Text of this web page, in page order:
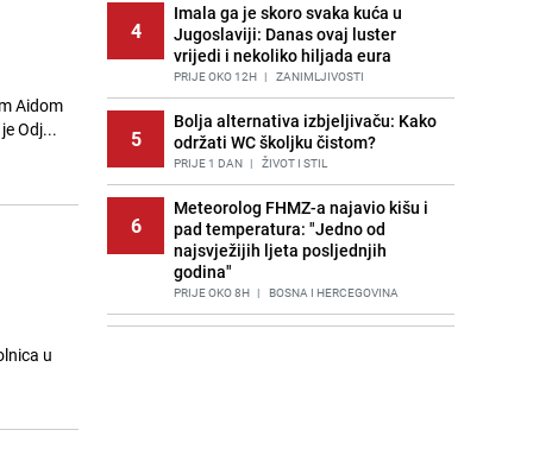
Aidom
Odj...
u
4
Imala ga je skoro svaka kuća u
Jugoslaviji: Danas ovaj luster
vrijedi i nekoliko hiljada eura
PRIJE OKO 12H | ZANIMLJIVOSTI
5
Bolja alternativa izbjeljivaču: Kako
održati WC školjku čistom?
PRIJE 1 DAN | ŽIVOT I STIL
6
Meteorolog FHMZ-a najavio kišu i
pad temperatura: "Jedno od
najsvježijih ljeta posljednjih
godina"
PRIJE OKO 8H | BOSNA I HERCEGOVINA